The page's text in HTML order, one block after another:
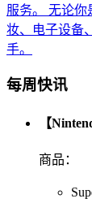
服务。 无论你
妆、电子设备
手。
每周快讯
【
商品：